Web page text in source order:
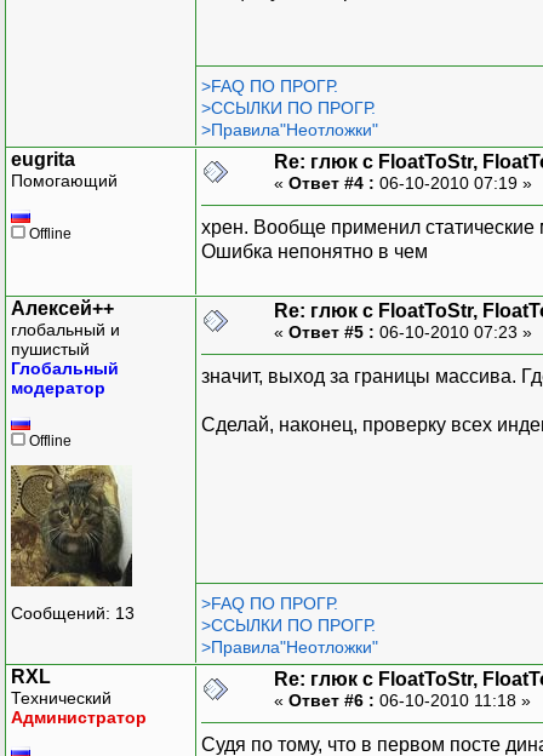
>FAQ ПО ПРОГР.
>ССЫЛКИ ПО ПРОГР.
>Правила"Неотложки"
eugrita
Помогающий
Offline
Re: глюк с FloatToStr,
« Ответ #4 : 06-10-2010 07:19 »
хрен. Вообще применил статические
Ошибка непонятно в чем
Алексей++
глобальный и
пушистый
Глобальный
модератор
Offline
Сообщений: 13
Re: глюк с FloatToStr,
« Ответ #5 : 06-10-2010 07:23 »
значит, выход за границы массива.
Сделай, наконец, проверку всех
>FAQ ПО ПРОГР.
>ССЫЛКИ ПО ПРОГР.
>Правила"Неотложки"
RXL
Технический
Администратор
Re: глюк с FloatToStr,
« Ответ #6 : 06-10-2010 11:18 »
Судя по тому, что в первом посте